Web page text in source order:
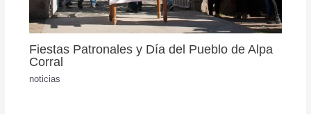
Fiestas Patronales y Día del Pueblo de Alpa
Corral
noticias